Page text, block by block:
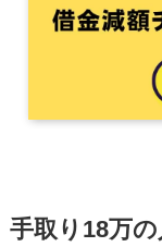
手取り18万